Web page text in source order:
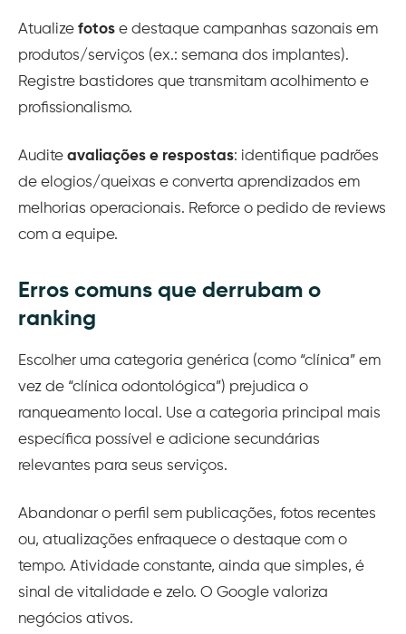
Atualize fotos e destaque campanhas sazonais em
produtos/serviços (ex.: semana dos implantes).
Registre bastidores que transmitam acolhimento e
profissionalismo.
Audite avaliações e respostas: identifique padrões
de elogios/queixas e converta aprendizados em
melhorias operacionais. Reforce o pedido de reviews
com a equipe.
Erros comuns que derrubam o
ranking
Escolher uma categoria genérica (como “clínica” em
vez de “clínica odontológica”) prejudica o
ranqueamento local. Use a categoria principal mais
específica possível e adicione secundárias
relevantes para seus serviços.
Abandonar o perfil sem publicações, fotos recentes
ou, atualizações enfraquece o destaque com o
tempo. Atividade constante, ainda que simples, é
sinal de vitalidade e zelo. O Google valoriza
negócios ativos.